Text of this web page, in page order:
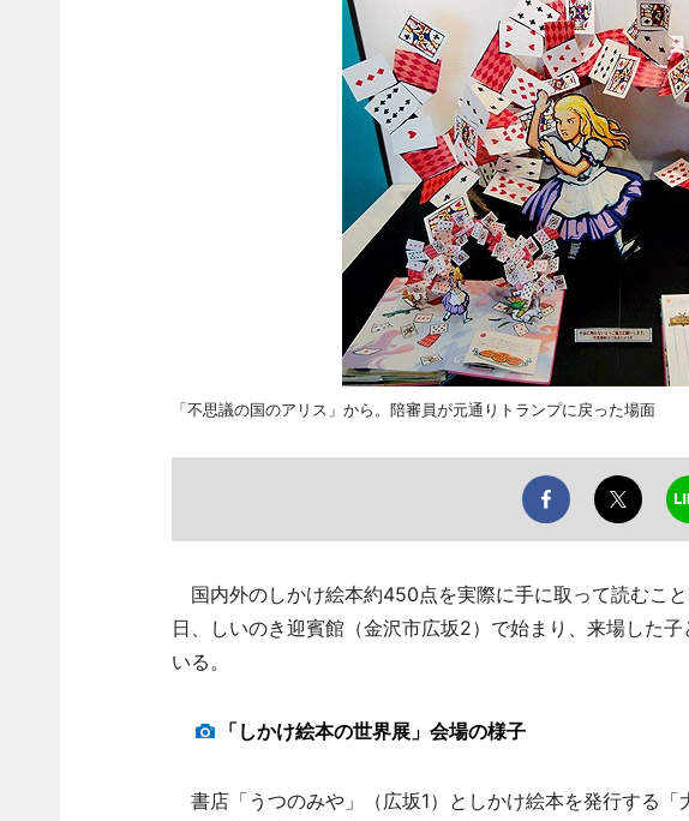
「不思議の国のアリス」から。陪審員が元通りトランプに戻った場面
国内外のしかけ絵本約450点を実際に手に取って読むこ
日、しいのき迎賓館（金沢市広坂2）で始まり、来場した
いる。
「しかけ絵本の世界展」会場の様子
書店「うつのみや」（広坂1）としかけ絵本を発行する「